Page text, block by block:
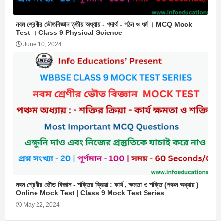
নবম শ্রেণীর ভৌতবিজ্ঞান তৃতীয় অধ্যায় - পদার্থ - গঠন ও ধর্ম । MCQ Mock
Test । Class 9 Physical Science
June 10, 2024
নবম শ্রেণীর ভৌত বিজ্ঞান - শক্তির ক্রিয়া : কার্য , ক্ষমতা ও শক্তি (পঞ্চম অধ্যায় )
Online Mock Test | Class 9 Mock Test Series
May 22, 2024